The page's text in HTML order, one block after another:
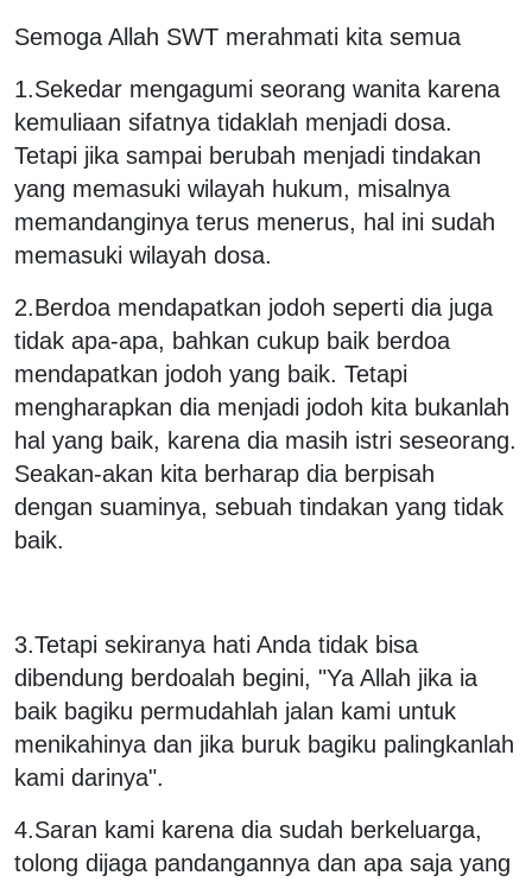
Semoga Allah SWT merahmati kita semua
1.Sekedar mengagumi seorang wanita karena
kemuliaan sifatnya tidaklah menjadi dosa.
Tetapi jika sampai berubah menjadi tindakan
yang memasuki wilayah hukum, misalnya
memandanginya terus menerus, hal ini sudah
memasuki wilayah dosa.
2.Berdoa mendapatkan jodoh seperti dia juga
tidak apa-apa, bahkan cukup baik berdoa
mendapatkan jodoh yang baik. Tetapi
mengharapkan dia menjadi jodoh kita bukanlah
hal yang baik, karena dia masih istri seseorang.
Seakan-akan kita berharap dia berpisah
dengan suaminya, sebuah tindakan yang tidak
baik.
3.Tetapi sekiranya hati Anda tidak bisa
dibendung berdoalah begini, "Ya Allah jika ia
baik bagiku permudahlah jalan kami untuk
menikahinya dan jika buruk bagiku palingkanlah
kami darinya".
4.Saran kami karena dia sudah berkeluarga,
tolong dijaga pandangannya dan apa saja yang